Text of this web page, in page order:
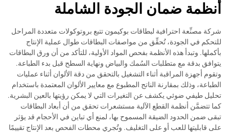
أنظمة ضمان الجودة الشاملة
شركة مصنِّعة احترافية لبطاقات بوكيمون تتبع بروتوكولات متعددة المراحل
للتحكم في الجودة، تُحقِّق من مواصفات البطاقات طوال عملية الإنتاج
بأكملها. وتبدأ هذه الأنظمة بفحص المواد الأولية، للتأكد من أن ورق البطاقات
يتوافق بدقة مع متطلبات السُمك والبياض ونهاية السطح قبل بدء الطباعة.
وتقوم أجهزة المراقبة أثناء التشغيل بالتحقق من دقة الألوان أثناء عمليات
الطباعة، وذلك بمقارنة الناتج المطبوع مع معايير الألوان المعتمدة باستخدام
تحليل طيفي ضوئي يكشف عن التغيرات التي لا يمكن رؤيتها بالعين البشرية.
كما تتضمَّن أنظمة القطع الآلية مستشعرات تحقق من أن أبعاد البطاقات
تبقى ضمن الحدود الضيقة المسموح بها، لمنع أي تباين في الأحجام قد يؤثر
على قابليتها للعب أو على التغليف. وتُجري محطات الفحص بعد الإنتاج تقييمًا